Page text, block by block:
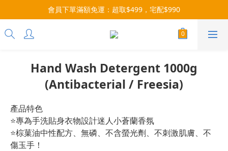
3x more Points on 9th of Every Month!
07/28-08/31 爸氣一擊・限時開搶
3x more Points on 9th of Every Month!
Hand Wash Detergent 1000g
(Antibacterial / Freesia)
產品特色
⭐專為手洗貼身衣物設計迷人小蒼蘭香氛
⭐棕菓油中性配方、無磷、不含螢光劑、不刺激肌膚、不
傷玉手！